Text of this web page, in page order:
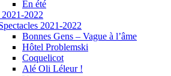
En été
2021-2022
2021-2022
Bonnes Gens – Vague à l’âme
Hôtel Problemski
Coquelicot
Alé Oli Léleur !